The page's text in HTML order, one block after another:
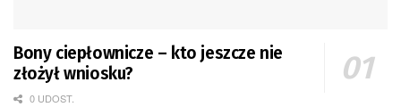
Bony ciepłownicze – kto jeszcze nie
złożył wniosku?
0 UDOST.